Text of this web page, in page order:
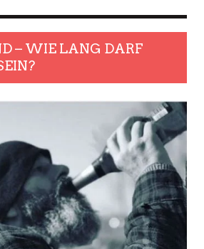
– WIE LANG DARF